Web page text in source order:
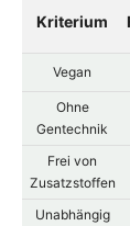
Kriterium
Vegan
Ohne
Gentechnik
Frei von
Zusatzstoffen
Unabhängig